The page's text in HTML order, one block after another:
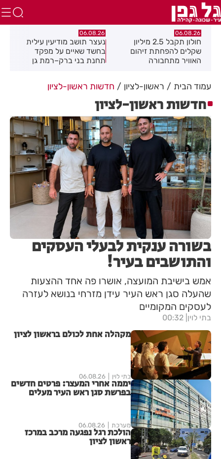
06.08.26
חולון תקבל 2.5 מיליון
שקלים להפחתת זיהום
האוויר מתחבורה
06.08.26
נעצר תושב מודיעין עילית
בחשד שאיים על מפקד
תחנת בני ברק–רמת גן
עמוד הבית ראשון-לציון חדשות ראשון-לציון
חדשות ראשון-לציון
בשורה ענקית לבעלי העסקים
והתושבים בעיר!
אמש בישיבת המועצה, אושרו פה אחד ההצעות
שהעלה סגן ראש העיר עידן מזרחי בנושא לעזרה
לעסקים המקומיים
בתי לוין 00:32
מקהלה אחת לכולם בראשון לציון
בתי לוין 06.08.26
יממה אחרי המעצר: פרטים חדשים
בפרשת סגן ראש העיר מעלים
מערכת 06.08.26
הולכת רגל נפגעה מרכב במרכז
ראשון לציון